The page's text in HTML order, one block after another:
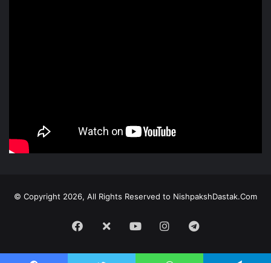
© Copyright 2026, All Rights Reserved to NishpakshDastak.Com
Facebook
X YoutubeInstagramTelegram